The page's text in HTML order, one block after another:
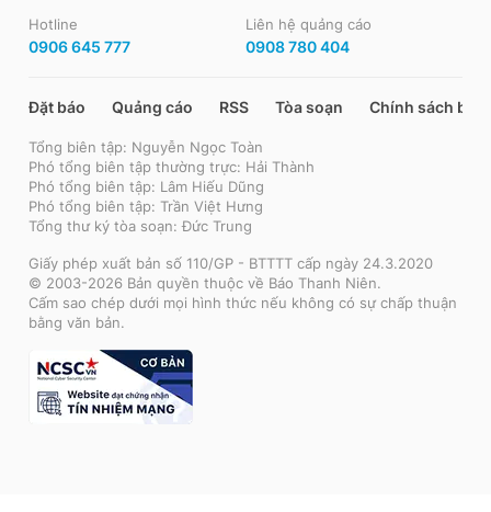
Hotline
0906 645 777
Liên hệ quảng cáo
0908 780 404
Đặt báo Quảng cáo RSS Tòa soạn Chính sách bảo
Tổng biên tập: Nguyễn Ngọc Toàn
Phó tổng biên tập thường trực: Hải Thành
Phó tổng biên tập: Lâm Hiếu Dũng
Phó tổng biên tập: Trần Việt Hưng
Tổng thư ký tòa soạn: Đức Trung
Giấy phép xuất bản số 110/GP - BTTTT cấp ngày 24.3.2020
© 2003-2026 Bản quyền thuộc về Báo Thanh Niên.
Cấm sao chép dưới mọi hình thức nếu không có sự chấp thuận
bằng văn bản.